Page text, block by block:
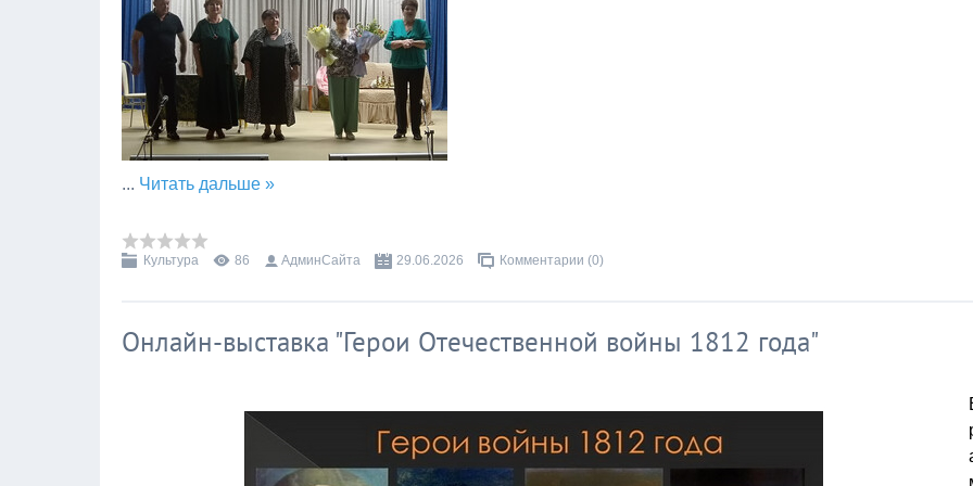
... Читать дальше »
Культура 86 АдминСайта 29.06.2026 Комментарии (0)
Онлайн-выставка "Герои Отечественной войны 1812 года"